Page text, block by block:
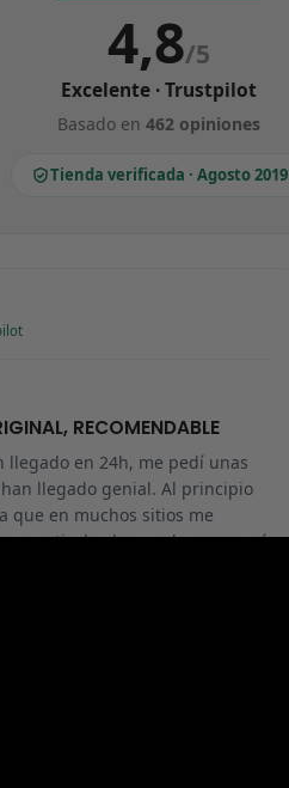
4,8/5
Excelente · Trustpilot
Basado en462 opiniones
Tienda verificada · Agosto 2019
RECOMENDABLE
llegado en 24h, me pedí unas
llegado genial. Al principio
que en muchos sitios me
a partir de ahora solo compraré
gracias.